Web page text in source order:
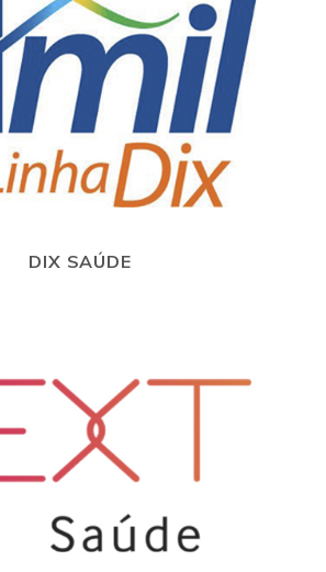
DIX SAÚDE